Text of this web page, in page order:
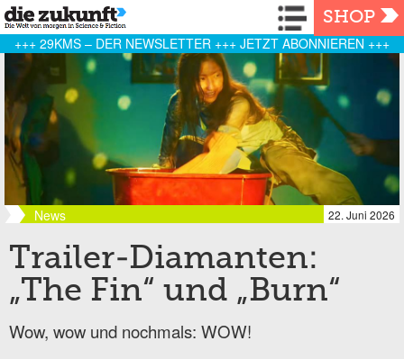
Navigation
SHOP
+++ 29KMS – DER NEWSLETTER +++ JETZT ABONNIEREN +++
News 22. Juni 2026
Trailer-Diamanten:
„The Fin“ und „Burn“
Wow, wow und nochmals: WOW!